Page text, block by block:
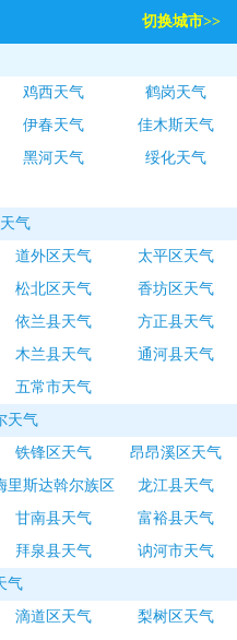
切换城市>>
鸡西天气
鹤岗天气
伊春天气
佳木斯天气
黑河天气
绥化天气
气
道外区天气
太平区天气
松北区天气
香坊区天气
依兰县天气
方正县天气
木兰县天气
通河县天气
五常市天气
天气
铁锋区天气
昂昂溪区天气
里斯达斡尔族区
天气
龙江县天气
甘南县天气
富裕县天气
拜泉县天气
讷河市天气
气
滴道区天气
梨树区天气